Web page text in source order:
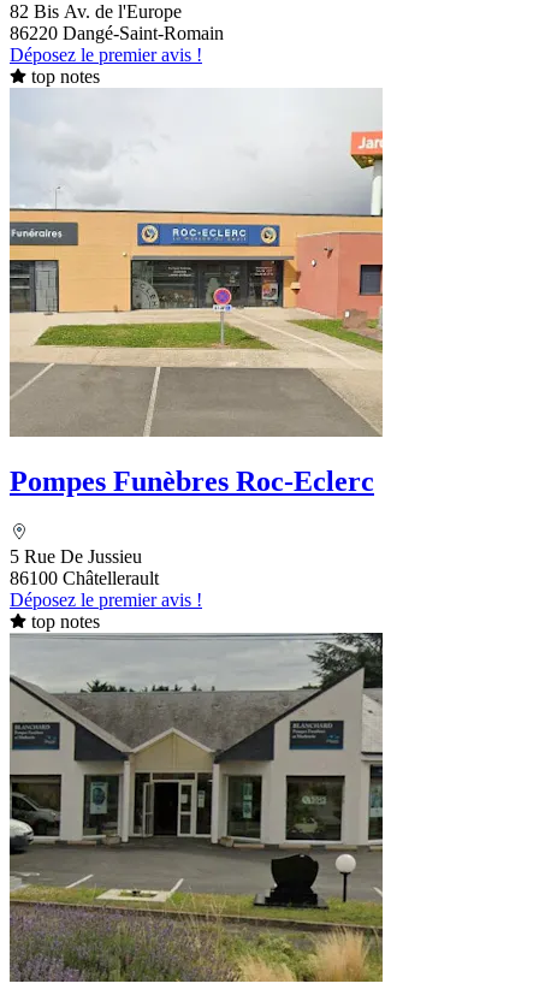
82 Bis Av. de l'Europe
86220 Dangé-Saint-Romain
Déposez le premier avis !
top notes
Pompes Funèbres Roc-Eclerc
5 Rue De Jussieu
86100 Châtellerault
Déposez le premier avis !
top notes